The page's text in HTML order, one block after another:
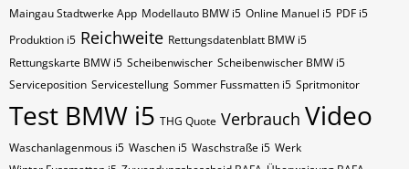
Maingau Stadtwerke App Modellauto BMW i5 Online Manuel i5 PDF i5
Produktion i5 Reichweite Rettungsdatenblatt BMW i5
Rettungskarte BMW i5 Scheibenwischer Scheibenwischer BMW​ i5
Serviceposition Servicestellung Sommer Fussmatten i5 Spritmonitor
Test BMW i5 THG Quote Verbrauch Video
Waschanlagenmous i5 Waschen i5 Waschstraße i5 Werk